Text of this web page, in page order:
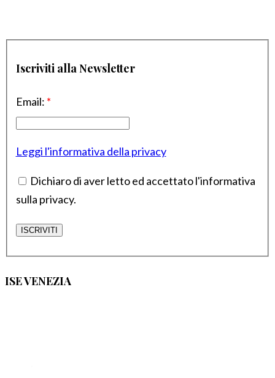
Iscriviti alla Newsletter
Email: *
Leggi l'informativa della privacy
Dichiaro di aver letto ed accettato l'informativa
sulla privacy.
ISE VENEZIA